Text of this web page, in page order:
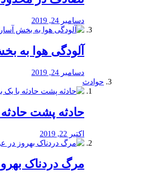
دسامبر 24, 2019
آلودگی هوا به
دسامبر 24, 2019
حوادث
️حادثه پشت
اکتبر 22, 2019
مرگ دردناک